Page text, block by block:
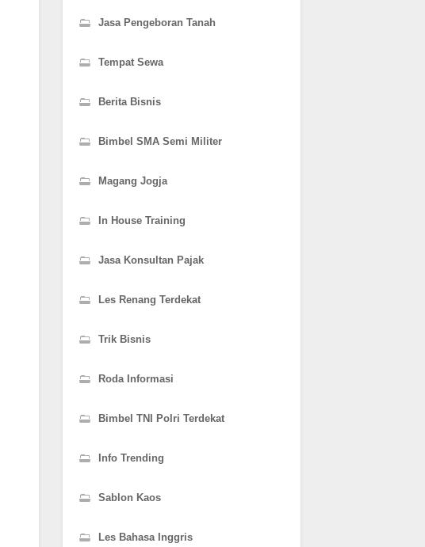
Jasa Pengeboran Tanah
Tempat Sewa
Berita Bisnis
Bimbel SMA Semi Militer
Magang Jogja
In House Training
Jasa Konsultan Pajak
Les Renang Terdekat
Trik Bisnis
Roda Informasi
Bimbel TNI Polri Terdekat
Info Trending
Sablon Kaos
Les Bahasa Inggris